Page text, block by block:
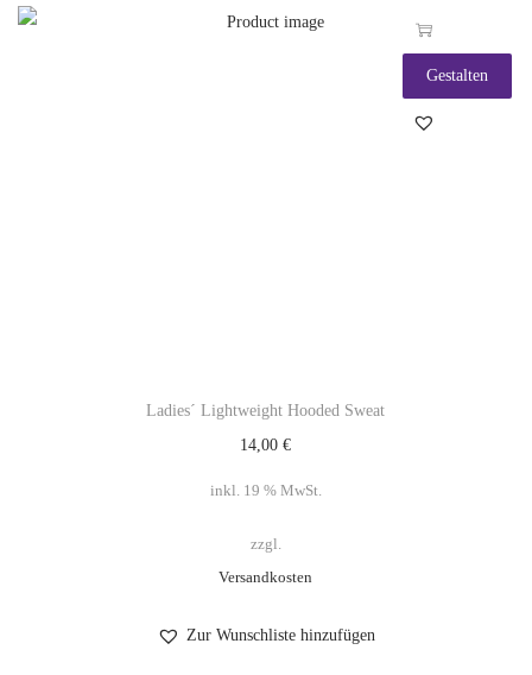
Gestalten
Ladies´ Lightweight Hooded Sweat
14,00€
inkl. 19 % MwSt.
zzgl.
Versandkosten
Zur Wunschliste hinzufügen